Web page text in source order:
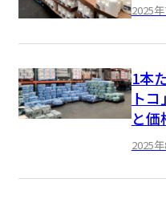
2025
1本
トコ
と価
2025